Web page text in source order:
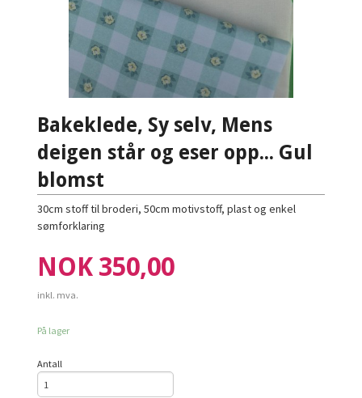
Bakeklede, Sy selv, Mens
deigen står og eser opp... Gul
blomst
30cm stoff til broderi, 50cm motivstoff, plast og enkel
sømforklaring
Pris
NOK 350,00
inkl. mva.
På lager
Antall